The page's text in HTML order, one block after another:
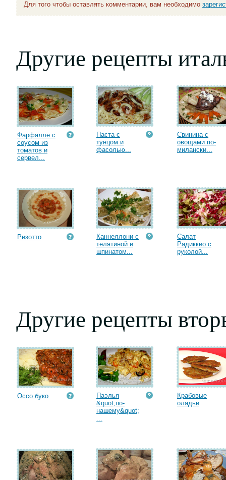
Для того чтобы оставлять комментарии, вам необходимо
Другие рецепты
Фарфалле с
соусом из
томатов и
сервел...
Паста с
тунцом и
фасолью...
Свинина с
овощами по-
милански...
Ризотто
Каннеллони с
телятиной и
шпинатом...
Салат
Радиккио с
руколой...
Другие рецепты
Оссо буко
Паэлья
&quot;по-
нашему&quot;
...
Крабовые
оладьи